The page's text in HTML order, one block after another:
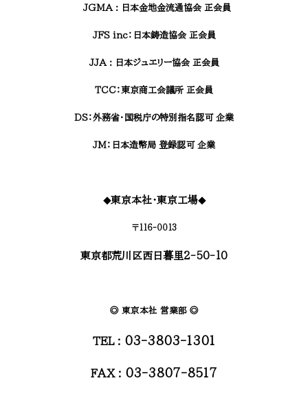
JGMA : 日本金地金流通協会 正会員
JFS inc：日本鋳造協会 正会員
JJA : 日本ジュエリー協会 正会員
TCC：東京商工会議所 正会員
DS：外務省・国税庁の特別指名認可 企業
JM：日本造幣局 登録認可 企業
◆東京本社・東京工場◆
〒116-0013
東京都荒川区西日暮里2-50-10
◎ 東京本社 営業部 ◎
TEL : 03-3803-1301
FAX : 03-3807-8517